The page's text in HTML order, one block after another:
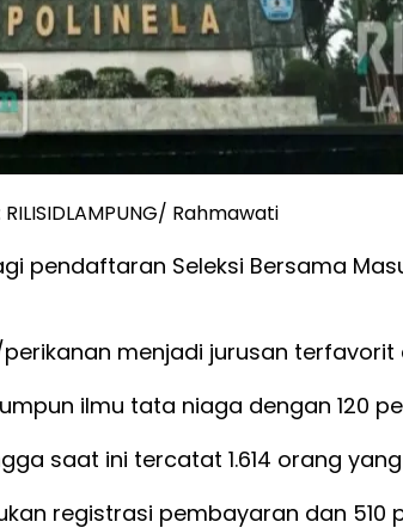
Rahmawati
pendaftaran Seleksi Bersama
menjadi jurusan
ilmu tata niaga dengan 120
saat ini tercatat 1.614 orang
registrasi pembayaran dan